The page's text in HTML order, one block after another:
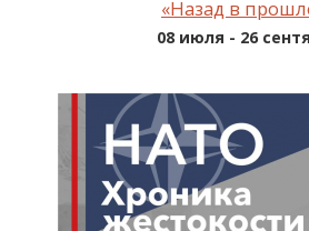
«Назад в
08 июля - 26